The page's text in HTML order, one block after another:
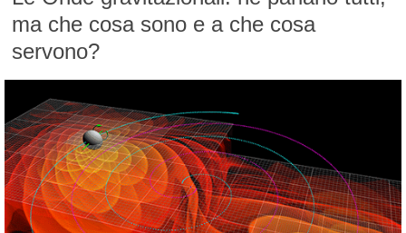
ma che cosa sono e a che cosa
servono?